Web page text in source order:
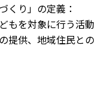
くり」の定義：
もを対象に行う活動
提供、地域住民との